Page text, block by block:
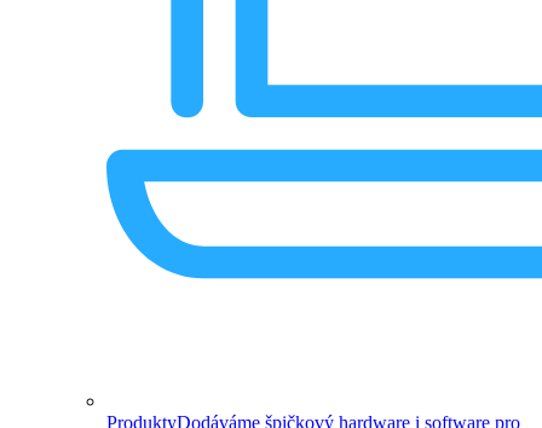
ProduktyDodáváme špičkový hardware i software pro